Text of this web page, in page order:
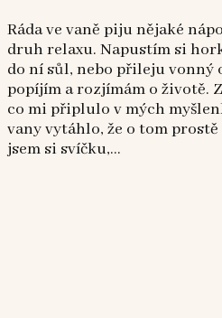
Ráda ve vaně piju nějaké
druh relaxu. Napustím si
do ní sůl, nebo přileju vonný
popíjím a rozjímám o životě.
co mi připlulo v mých
vany vytáhlo, že o tom
jsem si svíčku,...